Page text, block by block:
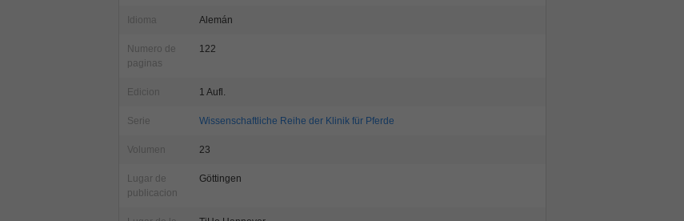
Idioma Alemán
Numero de
paginas
122
Edicion 1 Aufl.
Serie Wissenschaftliche Reihe der Klinik für Pferde
Volumen 23
Lugar de
publicacion
Göttingen